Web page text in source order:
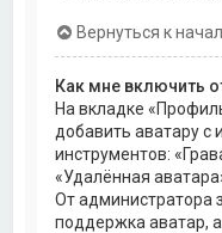
Вернуться к
Как мне включить
На вкладке
добавить аватару с
инструментов:
«Удалённая
От администратора
поддержка аватар,